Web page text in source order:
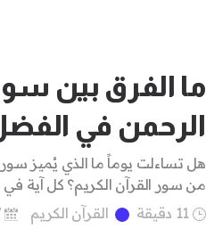
ما الفرق بين
الرحمن في
هل تساءلت يوماً ما الذي يُميز
من سور القرآن الكريم؟ كل آية في
11 دقيقة
القرآن الكريم 17 أغسطس 2025